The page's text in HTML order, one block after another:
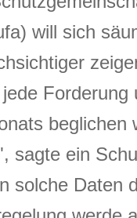
will sich
Forderung
beglichen
sagte ein
solche Daten